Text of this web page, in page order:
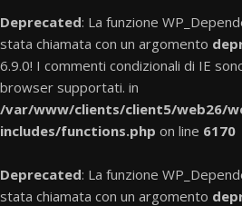
Deprecated: La funzione
stata chiamata con un argomento
6.9.0! I commenti condizionali di IE
browser supportati. in
/var/www/clients/client5/web26/
includes/functions.php on line 6170
Deprecated: La funzione
stata chiamata con un argomento